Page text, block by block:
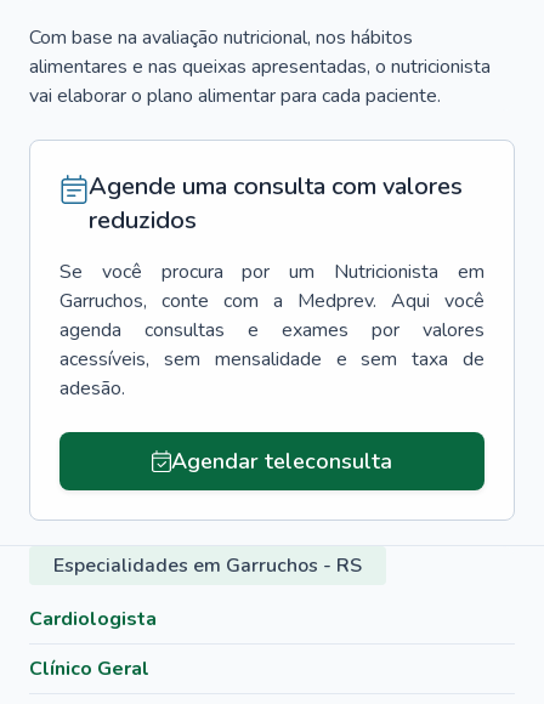
Com base na avaliação nutricional, nos hábitos
alimentares e nas queixas apresentadas, o nutricionista
vai elaborar o plano alimentar para cada paciente.
Agende uma consulta com valores
reduzidos
Se você procura por um Nutricionista
em
Garruchos, conte com a Medprev. Aqui você
agenda consultas e exames por valores
acessíveis, sem mensalidade e sem taxa de
adesão.
Agendar teleconsulta
Especialidades em Garruchos - RS
Cardiologista
Clínico Geral